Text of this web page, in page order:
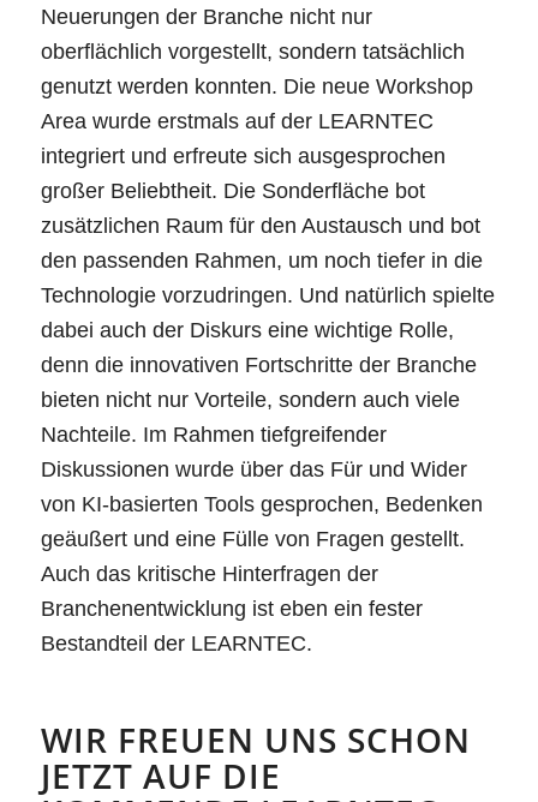
Neuerungen der Branche nicht nur
oberflächlich vorgestellt, sondern tatsächlich
genutzt werden konnten. Die neue Workshop
Area wurde erstmals auf der LEARNTEC
integriert und erfreute sich ausgesprochen
großer Beliebtheit. Die Sonderfläche bot
zusätzlichen Raum für den Austausch und bot
den passenden Rahmen, um noch tiefer in die
Technologie vorzudringen. Und natürlich spielte
dabei auch der Diskurs eine wichtige Rolle,
denn die innovativen Fortschritte der Branche
bieten nicht nur Vorteile, sondern auch viele
Nachteile. Im Rahmen tiefgreifender
Diskussionen wurde über das Für und Wider
von KI-basierten Tools gesprochen, Bedenken
geäußert und eine Fülle von Fragen gestellt.
Auch das kritische Hinterfragen der
Branchenentwicklung ist eben ein fester
Bestandteil der LEARNTEC.
WIR FREUEN UNS SCHON
JETZT AUF DIE